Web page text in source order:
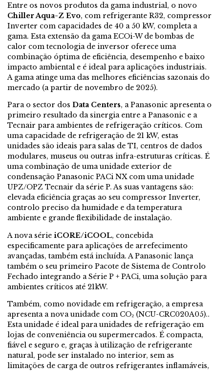
Entre os novos produtos da gama industrial, o novo
Chiller Aqua-Z Evo, com refrigerante R32, compressor
Inverter com capacidades de 40 a 50 kW, completa a
gama. Esta extensão da gama ECOi-W de bombas de
calor com tecnologia de inversor oferece uma
combinação óptima de eficiência, desempenho e baixo
impacto ambiental e é ideal para aplicações industriais.
A gama atinge uma das melhores eficiências sazonais do
mercado (a partir de novembro de 2025).
Para o sector dos Data Centers, a Panasonic apresenta o
primeiro resultado da sinergia entre a Panasonic e a
Tecnair para ambientes de refrigeração críticos. Com
uma capacidade de refrigeração de 21 kW, estas
unidades são ideais para salas de TI, centros de dados
modulares, museus ou outras infra-estruturas críticas. É
uma combinação de uma unidade exterior de
condensação Panasonic PACi NX com uma unidade
UPZ/OPZ Tecnair da série P. As suas vantagens são:
elevada eficiência graças ao seu compressor Inverter,
controlo preciso da humidade e da temperatura
ambiente e grande flexibilidade de instalação.
A nova série iCORE/iCOOL, concebida
especificamente para aplicações de arrefecimento
avançadas, também está incluída. A Panasonic lança
também o seu primeiro Pacote de Sistema de Controlo
Fechado integrando a Série P + PACi, uma solução para
ambientes críticos até 21kW.
Também, como novidade em refrigeração, a empresa
apresenta a nova unidade com CO₂ (NCU-CRC020A05)..
Esta unidade é ideal para unidades de refrigeração em
lojas de conveniência ou supermercados. É compacta,
fiável e seguro e, graças à utilização de refrigerante
natural, pode ser instalado no interior, sem as
limitações de carga de outros refrigerantes inflamáveis,